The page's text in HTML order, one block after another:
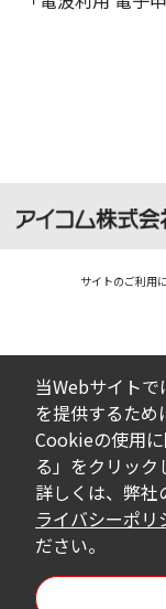
サイトのご利用
当Webサイト
を提供するため
Cookieの使用
る」をクリック
詳しくは、弊社
ライバシーポリ
ださい。